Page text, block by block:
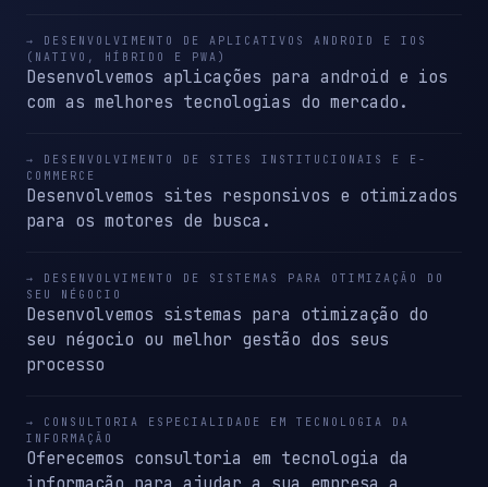
→ DESENVOLVIMENTO DE APLICATIVOS ANDROID E IOS
(NATIVO, HÍBRIDO E PWA)
Desenvolvemos aplicações para android e ios
com as melhores tecnologias do mercado.
→ DESENVOLVIMENTO DE SITES INSTITUCIONAIS E E-
COMMERCE
Desenvolvemos sites responsivos e otimizados
para os motores de busca.
→ DESENVOLVIMENTO DE SISTEMAS PARA OTIMIZAÇÃO DO
SEU NÉGOCIO
Desenvolvemos sistemas para otimização do
seu négocio ou melhor gestão dos seus
processo
→ CONSULTORIA ESPECIALIDADE EM TECNOLOGIA DA
INFORMAÇÃO
Oferecemos consultoria em tecnologia da